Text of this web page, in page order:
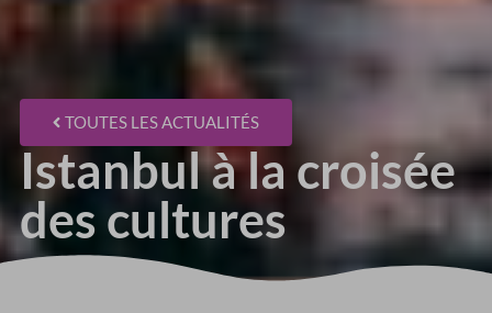
TOUTES LES ACTUALITÉS
Istanbul à la croisée
des cultures